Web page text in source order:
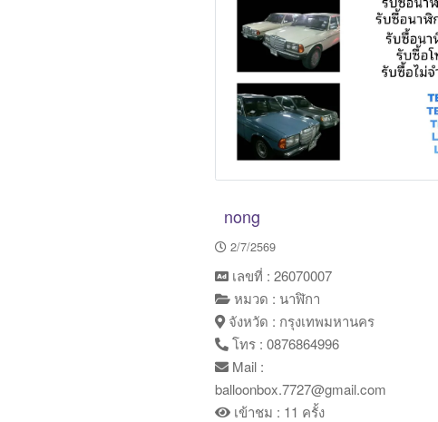
nong
2/7/2569
เลขที่ : 26070007
หมวด : นาฬิกา
จังหวัด : กรุงเทพมหานคร
โทร : 0876864996
Mail :
balloonbox.7727@gmail.com
เข้าชม : 11 ครั้ง